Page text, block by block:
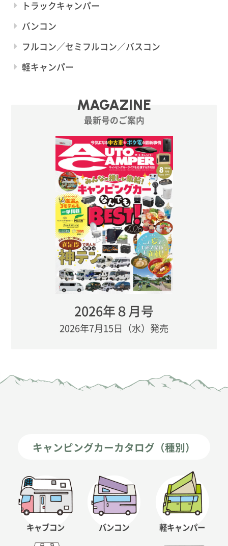
トラックキャンパー
バンコン
フルコン／セミフルコン／バスコン
軽キャンパー
MAGAZINE
最新号のご案内
2026年８月号
2026年7月15日（水）発売
キャンピングカーカタログ（種別）
キャブコン バンコン 軽キャンパー